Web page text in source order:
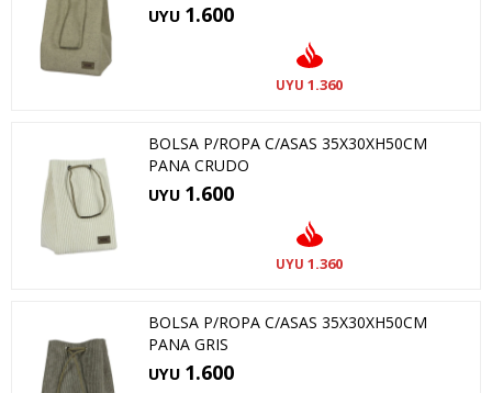
UYU 1.600
UYU 1.360
BOLSA P/ROPA C/ASAS 35X30XH50CM
PANA CRUDO
UYU 1.600
UYU 1.360
BOLSA P/ROPA C/ASAS 35X30XH50CM
PANA GRIS
UYU 1.600